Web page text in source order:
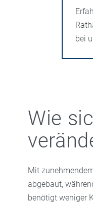
bei
Wie
Mit
abgebaut,
benötigt weniger